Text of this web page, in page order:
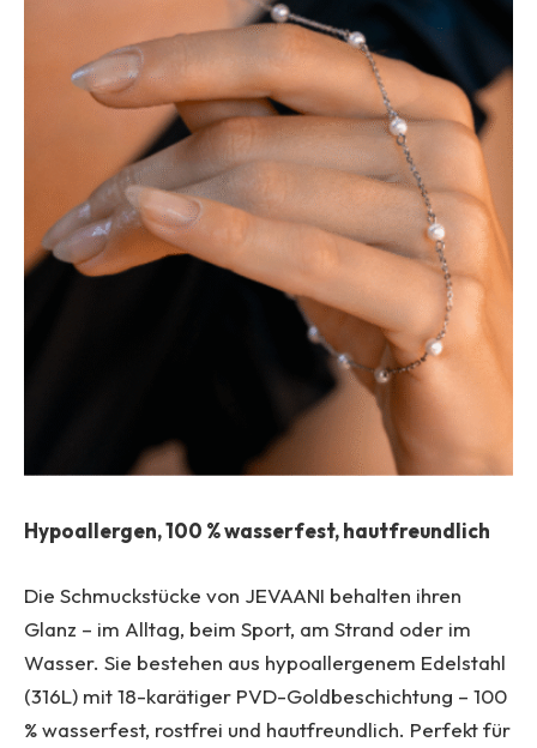
Hypoallergen, 100 % wasserfest, hautfreundlich
Die Schmuckstücke von JEVAANI behalten ihren
Glanz – im Alltag, beim Sport, am Strand oder im
Wasser. Sie bestehen aus hypoallergenem Edelstahl
(316L) mit 18-karätiger PVD-Goldbeschichtung – 100
% wasserfest, rostfrei und hautfreundlich. Perfekt für